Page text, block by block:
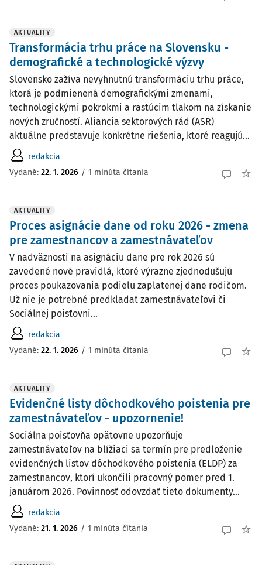
AKTUALITY
Transformácia trhu práce na Slovensku -
demografické a technologické výzvy
Slovensko zažíva nevyhnutnú transformáciu trhu práce,
ktorá je podmienená demografickými zmenami,
technologickými pokrokmi a rastúcim tlakom na získanie
nových zručností. Aliancia sektorových rád (ASR)
aktuálne predstavuje konkrétne riešenia, ktoré reagujú...
redakcia
Vydané: 22. 1. 2026 / 1 minúta čítania
AKTUALITY
Proces asignácie dane od roku 2026 - zmena
pre zamestnancov a zamestnávateľov
V nadväznosti na asignáciu dane pre rok 2026 sú
zavedené nové pravidlá, ktoré výrazne zjednodušujú
proces poukazovania podielu zaplatenej dane rodičom.
Už nie je potrebné predkladať zamestnávateľovi či
Sociálnej poisťovni...
redakcia
Vydané: 22. 1. 2026 / 1 minúta čítania
AKTUALITY
Evidenčné listy dôchodkového poistenia pre
zamestnávateľov - upozornenie!
Sociálna poisťovňa opätovne upozorňuje
zamestnávateľov na blížiaci sa termín pre predloženie
evidenčných listov dôchodkového poistenia (ELDP) za
zamestnancov, ktorí ukončili pracovný pomer pred 1.
januárom 2026. Povinnosť odovzdať tieto dokumenty...
redakcia
Vydané: 21. 1. 2026 / 1 minúta čítania